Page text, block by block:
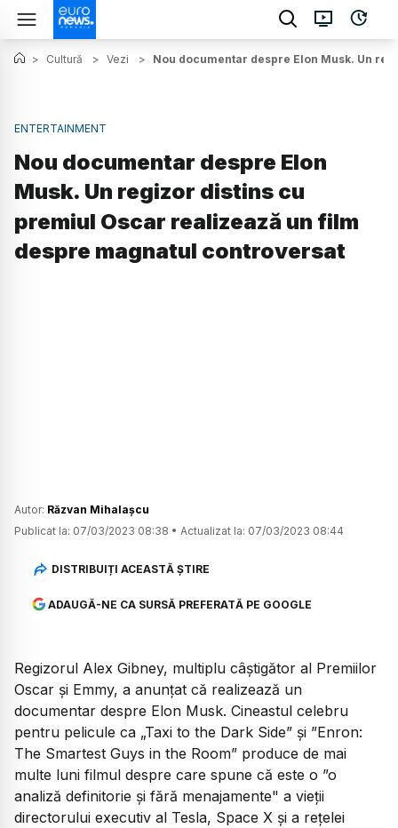
> Cultură > Vezi > Nou documentar despre Elon Musk. Un
ENTERTAINMENT
Nou documentar despre Elon
Musk. Un regizor distins cu
premiul Oscar realizează un film
despre magnatul controversat
Autor: Răzvan Mihalașcu
Publicat la: 07/03/2023 08:38 • Actualizat la: 07/03/2023 08:44
DISTRIBUIȚI ACEASTĂ ȘTIRE
ADAUGĂ-NE CA SURSĂ PREFERATĂ PE GOOGLE
Regizorul Alex Gibney, multiplu câștigător al Premiilor
Oscar și Emmy, a anunțat că realizează un
documentar despre Elon Musk. Cineastul celebru
pentru pelicule ca „Taxi to the Dark Side” și ”Enron:
The Smartest Guys in the Room” produce de mai
multe luni filmul despre care spune că este o ”o
analiză definitorie și fără menajamente" a vieții
directorului executiv al Tesla, Space X și a rețelei